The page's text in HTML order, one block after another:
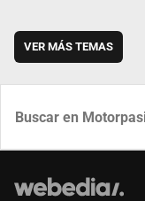
VER MÁS TEMAS